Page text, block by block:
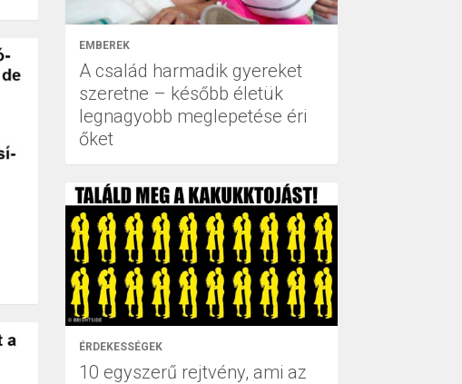
EMBEREK
A család harmadik gyereket
szeretne – később életük
legnagyobb meglepetése éri
őket
ÉRDEKESSÉGEK
10 egyszerű rejtvény, ami az